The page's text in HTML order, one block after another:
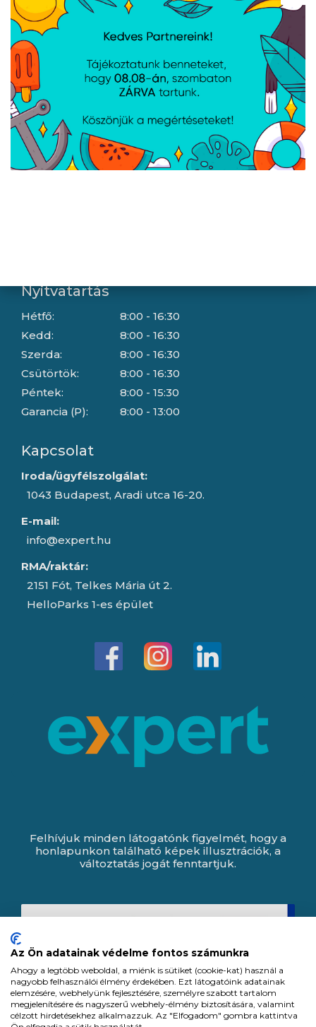
Hírek
Újdonságok
Kapcsolat
Letöltések
Gyártóink
Információ
Általános szerződési feltételek
Nyitvatartás
Hétfő:
Kedd:
Szerda:
Csütörtök:
Péntek:
Garancia (P):
8:00 - 16:30
8:00 - 16:30
8:00 - 16:30
8:00 - 16:30
8:00 - 15:30
8:00 - 13:00
Kapcsolat
Iroda/ügyfélszolgálat:
1043 Budapest, Aradi utca 16-20.
E-mail:
info@expert.hu
RMA/raktár:
2151 Fót, Telkes Mária út 2.
HelloParks 1-es épület
Felhívjuk minden látogatónk figyelmét, hogy a
honlapunkon található képek illusztrációk, a
változtatás jogát fenntartjuk.
Az Ön adatainak védelme fontos számunkra
Ahogy a legtöbb weboldal, a miénk is sütiket (cookie-kat) használ a
nagyobb felhasználói élmény érdekében. Ezt látogatóink adatainak
elemzésére, webhelyünk fejlesztésére, személyre szabott tartalom
megjelenítésére és nagyszerű webhely-élmény biztosítására, valamint
célzott hirdetésekhez alkalmazzuk. Az "Elfogadom" gombra kattintva